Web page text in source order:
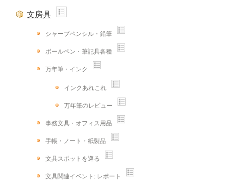
文房具
シャープペンシル・鉛筆
ボールペン・筆記具各種
万年筆・インク
インクあれこれ
万年筆のレビュー
事務文具・オフィス用品
手帳・ノート・紙製品
文具スポットを巡る
文具関連イベント: レポート